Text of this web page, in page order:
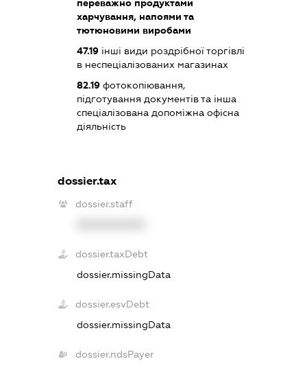
переважно продуктами
харчування, напоями та
тютюновими виробами
47.19інші види роздрібної торгівлі
в неспеціалізованих магазинах
82.19фотокопіювання,
підготування документів та інша
спеціалізована допоміжна офісна
діяльність
dossier.tax
dossier.staff
dossier.taxDebt
dossier.missingData
dossier.esvDebt
dossier.missingData
dossier.ndsPayer